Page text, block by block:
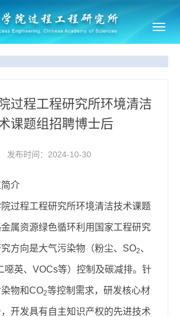
过程工程研究所环境清洁
课题组招聘博士后
发布时间：2024-10-30
介
过程工程研究所环境清洁技术课题
属资源绿色循环利用国家工程研究
方向是大气污染物（粉尘、SO2、
噁英、VOCs等）控制及碳减排。针
物和CO2等控制需求，研发核心材
开发具有自主知识产权的先进技术